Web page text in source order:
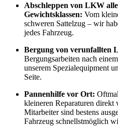
Abschleppen von LKW
Gewichtsklassen: Vom
schweren Sattelzug – wir
jedes Fahrzeug.
Bergung von verunfallten
Bergungsarbeiten nach
unserem Spezialequipment
Seite.
Pannenhilfe vor Ort:
kleineren Reparaturen direkt
Mitarbeiter sind bestens
Fahrzeug schnellstmöglich